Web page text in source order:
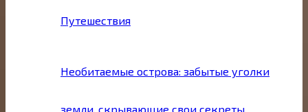
Путешествия
Необитаемые острова: забытые уголки
земли, скрывающие свои секреты